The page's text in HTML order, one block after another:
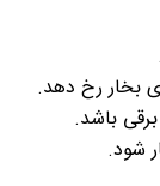
بخار رخ دهد.
باشد.
شود.